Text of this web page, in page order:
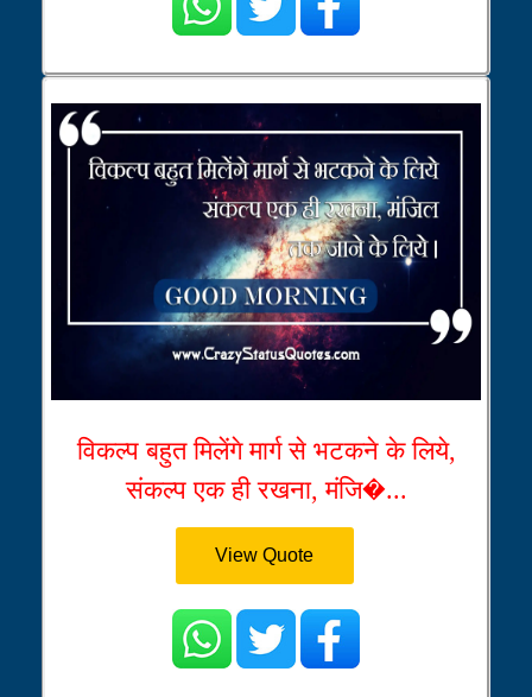
विकल्प बहुत मिलेंगे मार्ग से भटकने के लिये,
संकल्प एक ही रखना, मंजि�...
View Quote